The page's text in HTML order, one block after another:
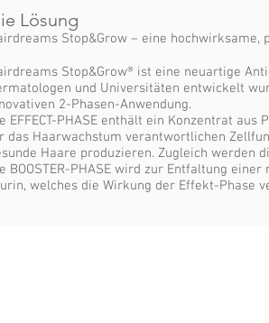
Lösung
Stop&Grow – eine
Stop&Grow® ist eine neuartige
und Universitäten entwickelt
2-Phasen-Anwendung.
EFFECT-PHASE enthält ein Konzentrat
das Haarwachstum verantwortlichen
Haare produzieren. Zugleich
BOOSTER-PHASE wird zur Entfaltung
welches die Wirkung der Effekt-Phase